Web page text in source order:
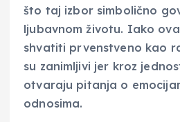
što taj izbor simbolično
ljubavnom životu. Iako
shvatiti prvenstveno kao
su zanimljivi jer kroz
otvaraju pitanja o
odnosima.